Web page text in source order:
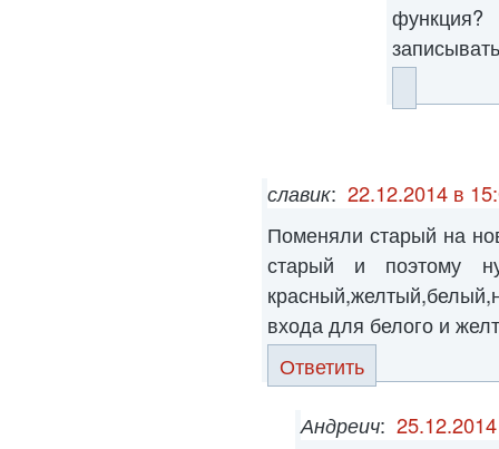
славик: 22.12.2014 в
Поменяли старый на
старый и поэтому
входа для белого и
Ответить
Андреич: